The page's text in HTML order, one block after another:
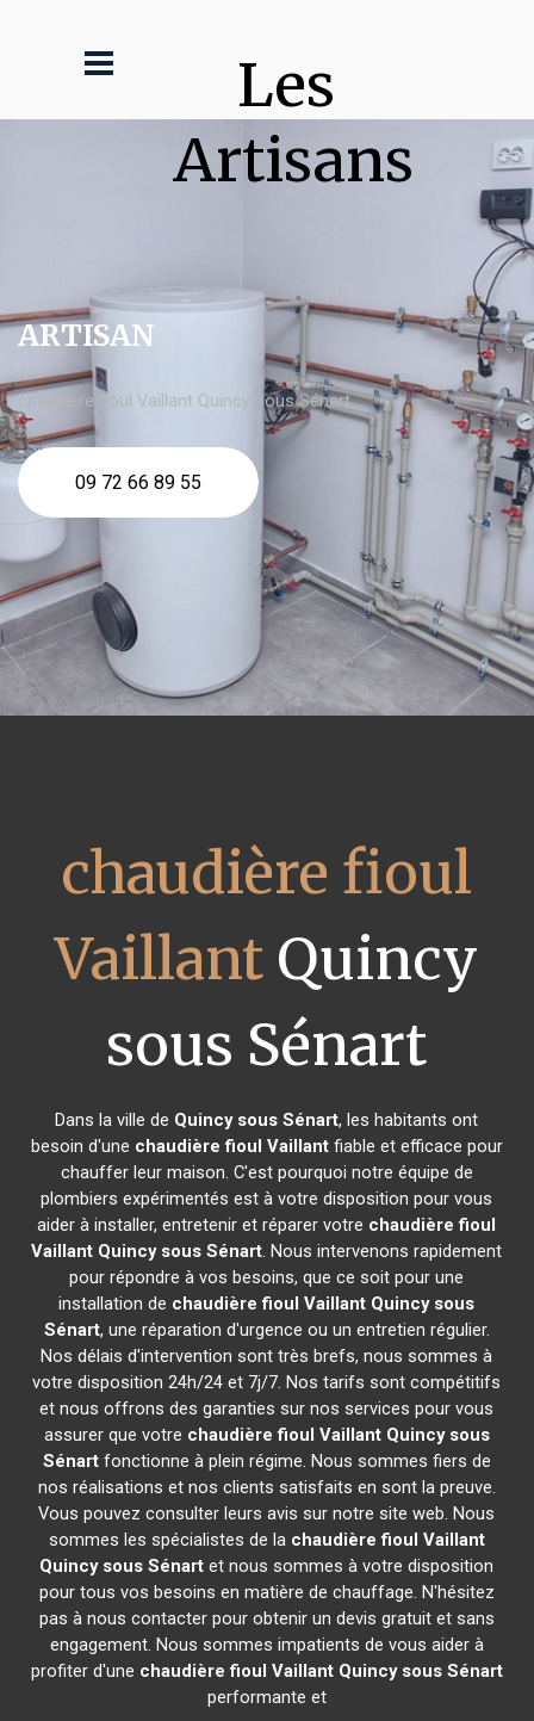
Les
Artisans
ARTISAN
chaudière fioul Vaillant Quincy sous Sénart
09 72 66 89 55
chaudière fioul
Vaillant Quincy
sous Sénart
Dans la ville de Quincy sous Sénart, les habitants ont
besoin d'une chaudière fioul Vaillantfiable et efficace pour
chauffer leur maison. C'est pourquoi notre équipe de
plombiers expérimentés est à votre disposition pour vous
aider à installer, entretenir et réparer votre chaudière fioul
Vaillant Quincy sous Sénart. Nous intervenons rapidement
pour répondre à vos besoins, que ce soit pour une
installation de chaudière fioul Vaillant Quincy sous
Sénart, une réparation d'urgence ou un entretien régulier.
Nos délais d'intervention sont très brefs, nous sommes à
votre disposition 24h/24 et 7j/7. Nos tarifs sont compétitifs
et nous offrons des garanties sur nos services pour vous
assurer que votre chaudière fioul Vaillant Quincy sous
Sénartfonctionne à plein régime. Nous sommes fiers de
nos réalisations et nos clients satisfaits en sont la preuve.
Vous pouvez consulter leurs avis sur notre site web. Nous
sommes les spécialistes de la chaudière fioul Vaillant
Quincy sous Sénart et nous sommes à votre disposition
pour tous vos besoins en matière de chauffage. N'hésitez
pas à nous contacter pour obtenir un devis gratuit et sans
engagement. Nous sommes impatients de vous aider à
profiter d'une chaudière fioul Vaillant Quincy sous Sénart
performante et